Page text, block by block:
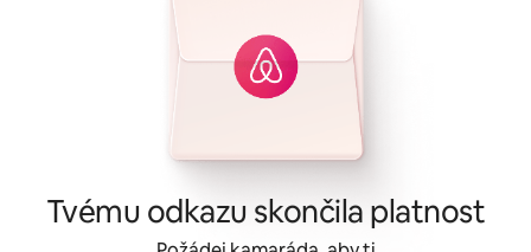
Tvému odkazu skončila platnost